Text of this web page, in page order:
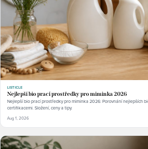
LISTICLE
Nejlepší bio prací prostředky pro miminka 2026
Nejlepší bio prací prostředky pro miminka 2026: Porovnání nejlepších
certifikacemi. Složení, ceny a tipy.
Aug 1, 2026